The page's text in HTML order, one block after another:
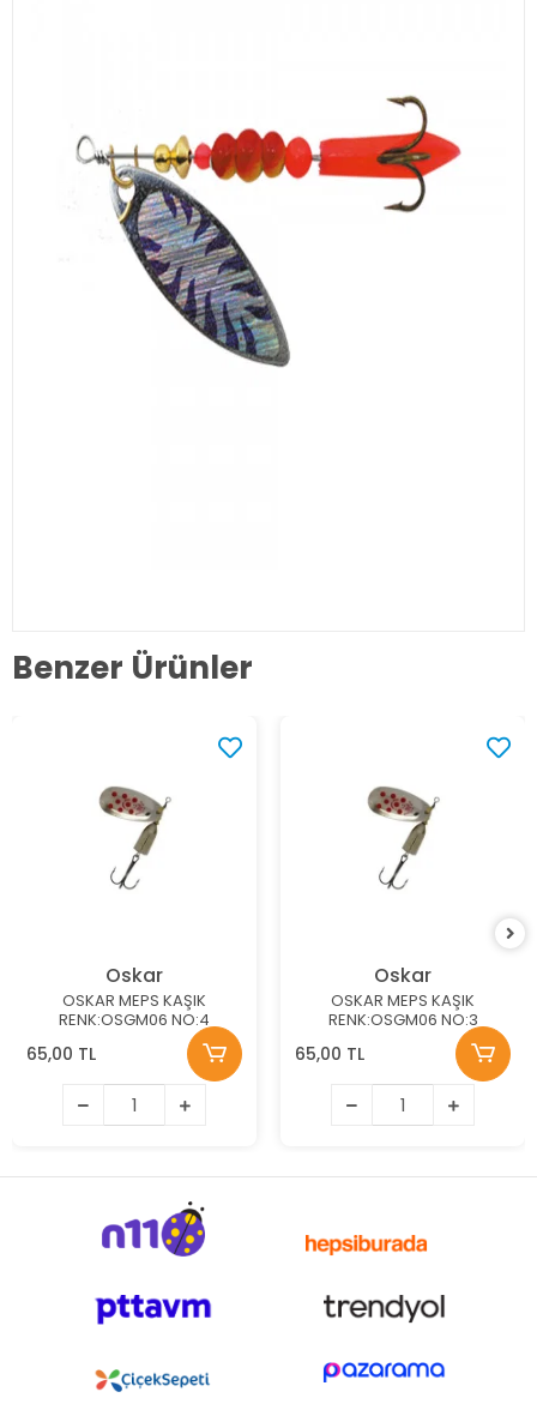
Benzer Ürünler
Oskar
OSKAR MEPS KAŞIK
RENK:OSGM06 NO:4
65,00 TL
Oskar
OSKAR MEPS KAŞIK
RENK:OSGM06 NO:3
65,00 TL